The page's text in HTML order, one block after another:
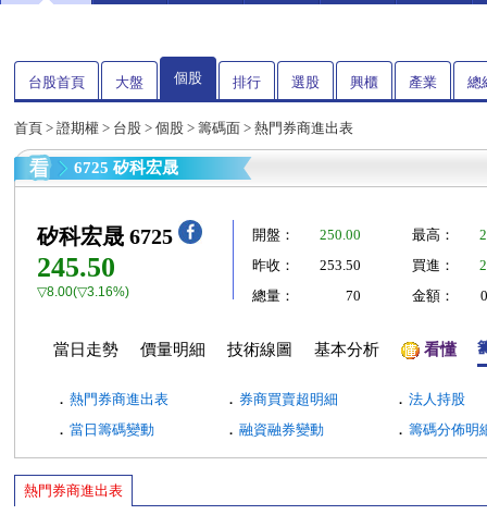
台股首頁 大盤 個股 排行 選股 興櫃 產業 總
首頁 > 證期權 > 台股 > 個股 > 籌碼面 > 熱門券商進出表
6725 矽科宏晟
矽科宏晟 6725
245.50
▽8.00(▽3.16%)
開盤： 250.00 最高：
昨收：
253.50 買進：
總量：
70 金額：
當日走勢 價量明細 技術線圖 基本分析 看懂
． 熱門券商進出表 ． 券商買賣超明細 ． 法人持股
． 當日籌碼變動 ． 融資融券變動 ． 籌碼分佈明
熱門券商進出表